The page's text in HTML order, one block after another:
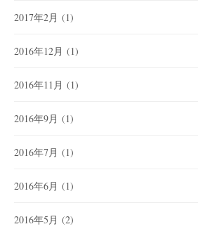
2017年2月 (1)
2016年12月 (1)
2016年11月 (1)
2016年9月 (1)
2016年7月 (1)
2016年6月 (1)
2016年5月 (2)